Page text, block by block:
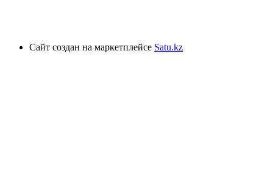
Сайт создан на маркетплейсе Satu.kz